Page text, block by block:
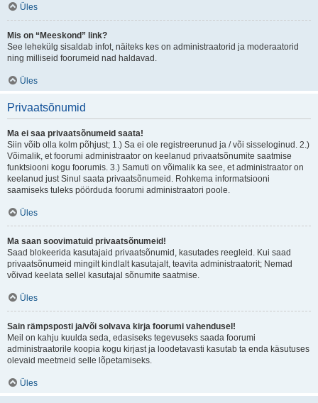
Üles
Mis on “Meeskond” link?
See lehekülg sisaldab infot, näiteks kes on administraatorid ja moderaatorid
ning milliseid foorumeid nad haldavad.
Üles
Privaatsõnumid
Ma ei saa privaatsõnumeid saata!
Siin võib olla kolm põhjust; 1.) Sa ei ole registreerunud ja / või sisseloginud. 2.)
Võimalik, et foorumi administraator on keelanud privaatsõnumite saatmise
funktsiooni kogu foorumis. 3.) Samuti on võimalik ka see, et administraator on
keelanud just Sinul saata privaatsõnumeid. Rohkema informatsiooni
saamiseks tuleks pöörduda foorumi administraatori poole.
Üles
Ma saan soovimatuid privaatsõnumeid!
Saad blokeerida kasutajaid privaatsõnumid, kasutades reegleid. Kui saad
privaatsõnumeid mingilt kindlalt kasutajalt, teavita administraatorit; Nemad
võivad keelata sellel kasutajal sõnumite saatmise.
Üles
Sain rämpsposti ja/või solvava kirja foorumi vahendusel!
Meil on kahju kuulda seda, edasiseks tegevuseks saada foorumi
administraatorile koopia kogu kirjast ja loodetavasti kasutab ta enda käsutuses
olevaid meetmeid selle lõpetamiseks.
Üles